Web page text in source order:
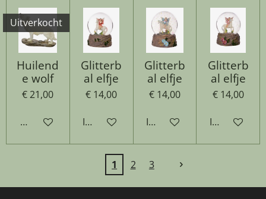
Uitverkocht
Huilend
e wolf
€ 21,00
Houd mij op de hoogte
Glitterb
al elfje
€ 14,00
In winkelwagen
Glitterb
al elfje
€ 14,00
In winkelwagen
Glitterb
al elfje
€ 14,00
In
1 2 3